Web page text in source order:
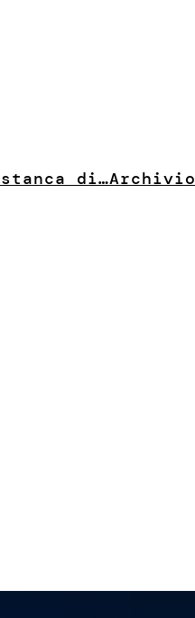
stanca di…Archivio